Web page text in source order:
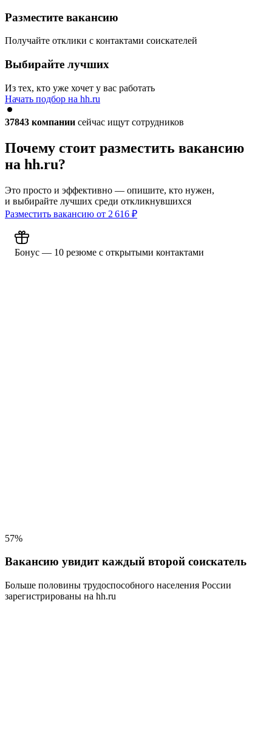
Разместите вакансию
Получайте отклики с контактами соискателей
Выбирайте лучших
Из тех, кто уже хочет у вас работать
Начать подбор на hh.ru
37843 компании сейчас ищут сотрудников
Почему стоит разместить вакансию
на hh.ru?
Это просто и эффективно — опишите, кто нужен,
и выбирайте лучших среди откликнувшихся
Разместить вакансию от 2 616 ₽
Бонус — 10 резюме с открытыми контактами
57%
Вакансию увидит каждый второй соискатель
Больше половины трудоспособного населения России
зарегистрированы на hh.ru